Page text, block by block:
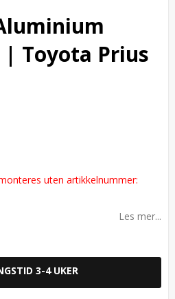
Toyota Prius
uten artikkelnummer:
Les mer...
3-4 UKER